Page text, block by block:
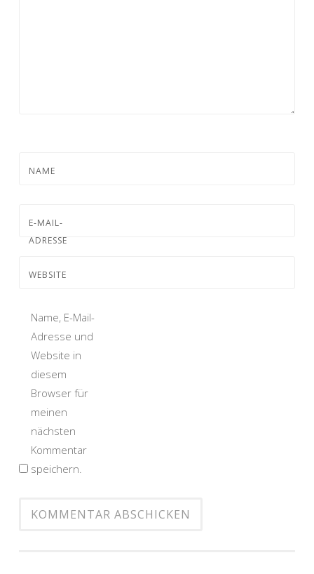
NAME
E-MAIL-
ADRESSE
WEBSITE
Name, E-Mail-
Adresse und
Website in
diesem
Browser für
meinen
nächsten
Kommentar
speichern.